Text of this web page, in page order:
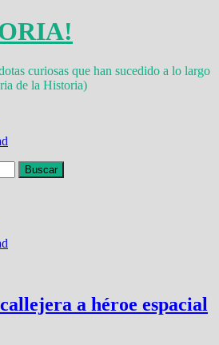
curiosas que han sucedido a lo largo
de la Historia)
a héroe espacial